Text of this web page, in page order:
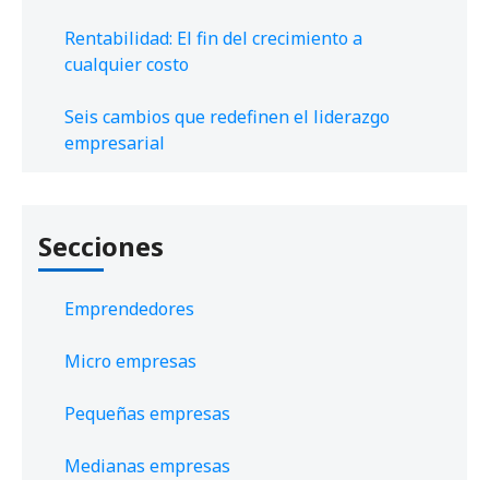
Rentabilidad: El fin del crecimiento a
cualquier costo
Seis cambios que redefinen el liderazgo
empresarial
Secciones
Emprendedores
Micro empresas
Pequeñas empresas
Medianas empresas